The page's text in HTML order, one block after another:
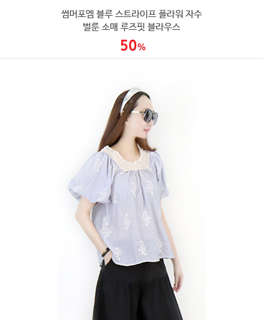
썸머포엠 블루 스트라이프 플라워 자수
벌룬 소매 루즈핏 블라우스